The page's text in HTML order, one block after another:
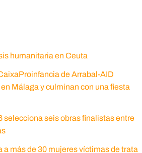
humanitaria en Ceuta
de Arrabal-AID
Málaga y culminan con una fiesta
selecciona seis obras finalistas entre
a más de 30 mujeres víctimas de trata